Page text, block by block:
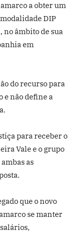
a obter um
DIP
no âmbito de sua
em
do recurso para
e não define a
para receber o
Vale e o grupo
as
que o novo
se manter